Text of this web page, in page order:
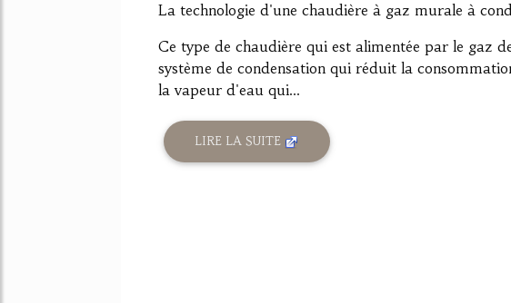
La technologie d'une chaudière à gaz murale à
Ce type de chaudière qui est alimentée par le gaz
système de condensation qui réduit la
la vapeur d'eau qui...
LIRE LA SUITE